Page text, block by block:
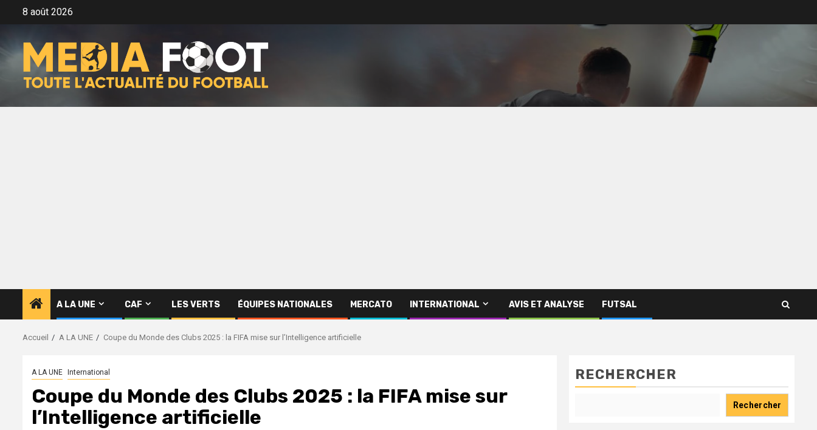
8 août 2026
A LA UNE CAF LES VERTS ÉQUIPES NATIONALES MERCATO INTERNATIONAL AVIS ET ANALYSE FUTSAL
Accueil A LA UNE Coupe du Monde des Clubs 2025 : la FIFA mise sur l’Intelligence artificielle
A LA UNE International
Coupe du Monde des Clubs 2025 : la FIFA mise sur
l’Intelligence artificielle
RECHERCHER
Rechercher